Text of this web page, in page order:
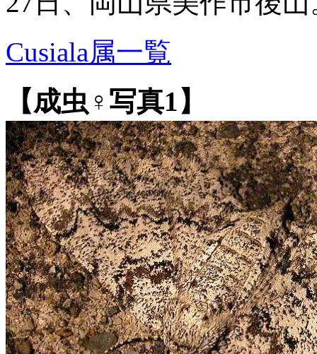
Cusiala属一覧
【成虫♀写真1】